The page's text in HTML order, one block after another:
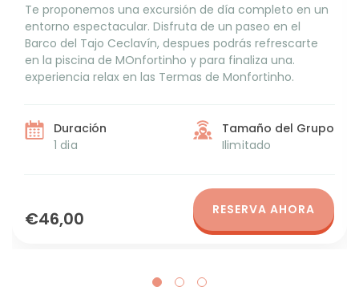
Te proponemos una excursión de día completo en un
entorno espectacular. Disfruta de un paseo en el
Barco del Tajo Ceclavín, despues podrás refrescarte
en la piscina de MOnfortinho y para finaliza una.
experiencia relax en las Termas de Monfortinho.
€46,00 RESERVA AHORA
Duración
1 dia
Tamaño del Grupo
Ilimitado